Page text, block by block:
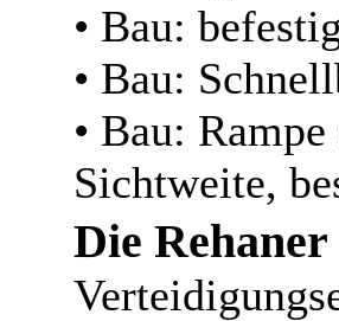
• Bau:
• Bau:
• Bau:
Sichtweite,
Die Rehaner